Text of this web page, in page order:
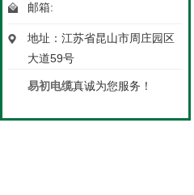
邮箱:
地址：江苏省昆山市周庄园区
大道59号
易初电缆真诚为您服务！